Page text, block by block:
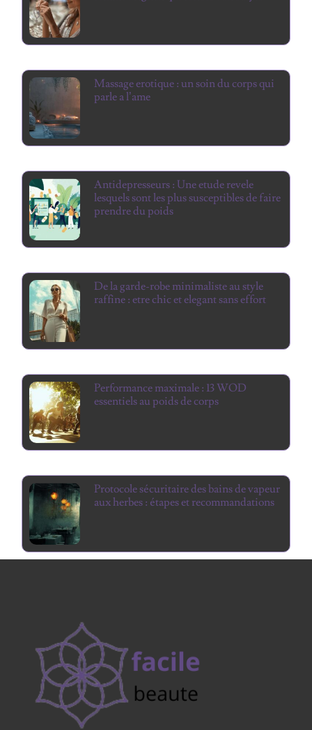
Massage erotique : un soin du corps qui
parle a l’ame
Antidepresseurs : Une etude revele
lesquels sont les plus susceptibles de faire
prendre du poids
De la garde-robe minimaliste au style
raffine : etre chic et elegant sans effort
Performance maximale : 13 WOD
essentiels au poids de corps
Protocole sécuritaire des bains de vapeur
aux herbes : étapes et recommandations